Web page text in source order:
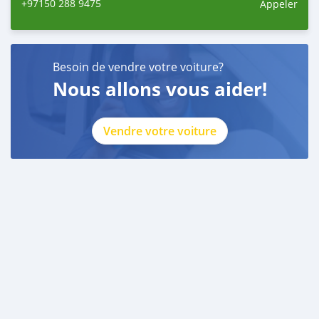
+97150 288 9475 Appeler
Besoin de vendre votre voiture?
Nous allons vous aider!
Vendre votre voiture